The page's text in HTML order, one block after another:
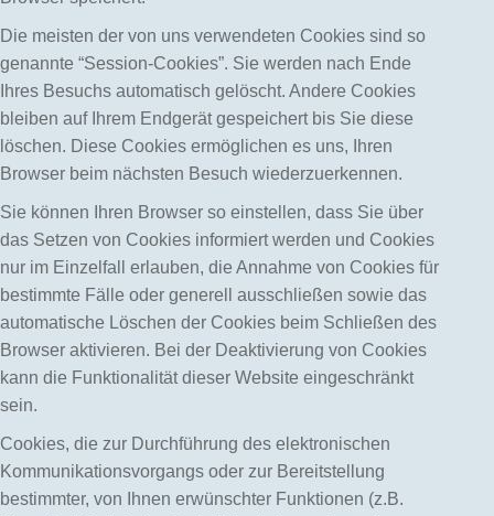
Die meisten der von uns verwendeten Cookies sind so
genannte “Session-Cookies”. Sie werden nach Ende
Ihres Besuchs automatisch gelöscht. Andere Cookies
bleiben auf Ihrem Endgerät gespeichert bis Sie diese
löschen. Diese Cookies ermöglichen es uns, Ihren
Browser beim nächsten Besuch wiederzuerkennen.
Sie können Ihren Browser so einstellen, dass Sie über
das Setzen von Cookies informiert werden und Cookies
nur im Einzelfall erlauben, die Annahme von Cookies für
bestimmte Fälle oder generell ausschließen sowie das
automatische Löschen der Cookies beim Schließen des
Browser aktivieren. Bei der Deaktivierung von Cookies
kann die Funktionalität dieser Website eingeschränkt
sein.
Cookies, die zur Durchführung des elektronischen
Kommunikationsvorgangs oder zur Bereitstellung
bestimmter, von Ihnen erwünschter Funktionen (z.B.